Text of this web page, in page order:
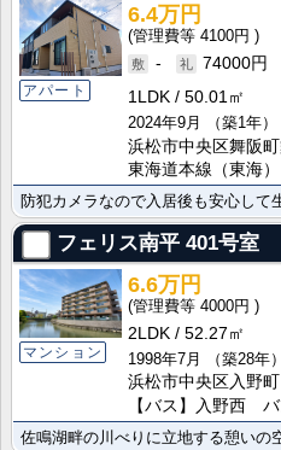
アパート
6.4万円
4100円
-
74000円
1LDK
50.01㎡
2024年9月
（築1年）
浜松市中央区舞阪
東海道本線（東海
フェリス南平 401号室
マンション
6.6万円
4000円
2LDK
52.27㎡
1998年7月
（築28年）
浜松市中央区入野町
【バス】入野西